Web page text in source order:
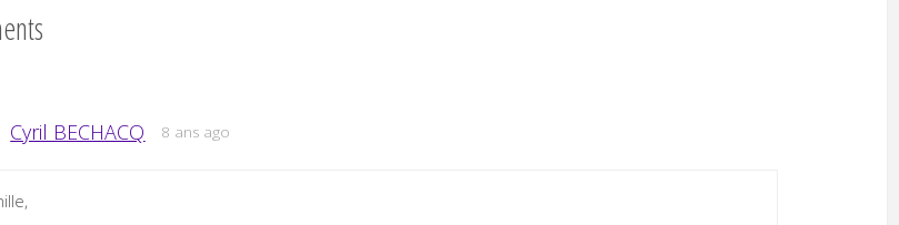
Cyril BECHACQ 8 ans ago